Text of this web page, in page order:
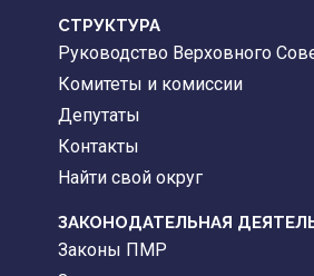
CТРУКТУРА
Руководство Верховного
Комитеты и комиссии
Депутаты
Контакты
Найти свой округ
ЗАКОНОДАТЕЛЬНАЯ
Законы ПМР